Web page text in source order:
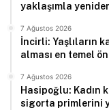
yaklaşımla
7 Ağustos 2026
İncirli: Yaşlıların
alması en temel
7 Ağustos 2026
Hasipoğlu: Kadın
sigorta primlerini